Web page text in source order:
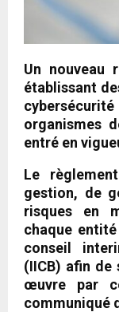
Un nouveau
établissant
organismes
entré en
Le
gestion, de
risques en
chaque
conseil
(IICB) afin de
œuvre par
communiqué